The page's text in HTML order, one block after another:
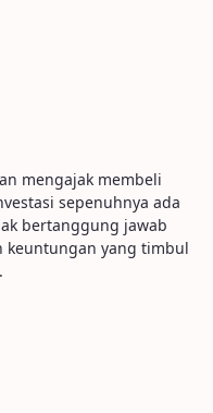
mengajak membeli
sepenuhnya ada
bertanggung jawab
keuntungan yang timbul